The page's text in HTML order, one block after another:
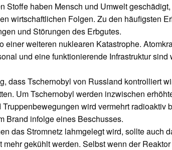
haben Mensch und Umwelt
wirtschaftlichen Folgen. Zu den häufigsten
und Störungen des Erbgutes.
weiteren nuklearen Katastrophe.
und eine funktionierende Infrastruktur sind
dass Tschernobyl von Russland kontrolliert
Um Tschernobyl werden inzwischen
wird vermehrt radioaktiv
Brand infolge eines Beschusses.
das Stromnetz lahmgelegt wird, sollte auch
gekühlt werden. Selbst wenn der